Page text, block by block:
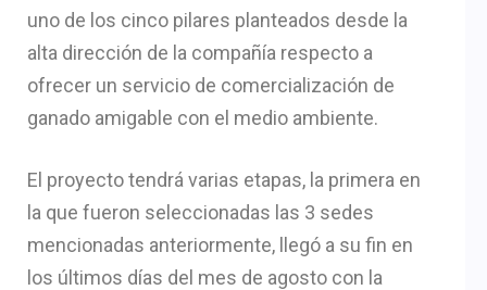
uno de los cinco pilares planteados desde la
alta dirección de la compañía respecto a
ofrecer un servicio de comercialización de
ganado amigable con el medio ambiente.
El proyecto tendrá varias etapas, la primera en
la que fueron seleccionadas las 3 sedes
mencionadas anteriormente, llegó a su fin en
los últimos días del mes de agosto con la